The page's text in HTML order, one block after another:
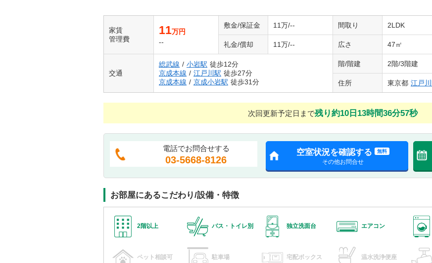
家賃
管理費
11万円
--
敷金/保証金 11万/-- 間取り 2LDK
礼金/償却 11万/-- 広さ 47㎡
交通
総武線 / 小岩駅 徒歩12分
京成本線 / 江戸川駅 徒歩27分
京成本線 / 京成小岩駅 徒歩31分
階/階建 2階/3階建
住所 東京都 江戸
次回更新予定日まで残り約10日13時間36分56秒
電話でお問合せする
03-5668-8126
空室状況を確認する 無料
その他お問合せ
お部屋にあるこだわり/設備・特徴
2階以上 バス・トイレ別 独立洗面台 エアコン
ペット相談可 駐車場 宅配ボックス 温水洗浄便座